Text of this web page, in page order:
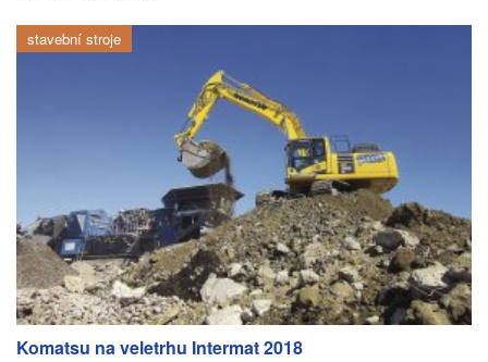
stavební stroje
Komatsu na veletrhu Intermat 2018